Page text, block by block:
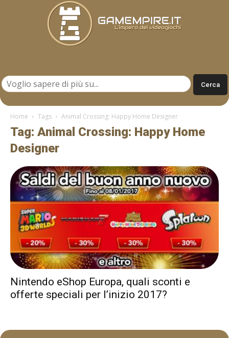
Home Tags Animal Crossing: Happy Home Designer
Tag: Animal Crossing: Happy Home
Designer
Nintendo eShop Europa, quali sconti e
offerte speciali per l’inizio 2017?